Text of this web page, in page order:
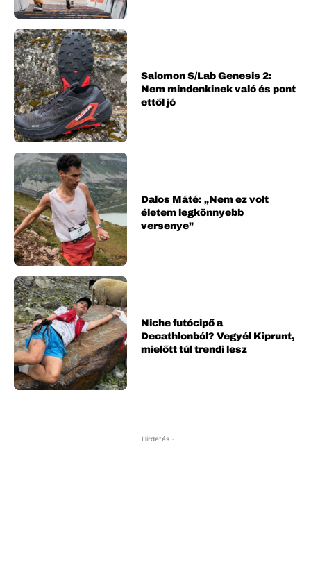
Salomon S/Lab Genesis 2:
Nem mindenkinek való és pont
ettől jó
Dalos Máté: „Nem ez volt
életem legkönnyebb
versenye”
Niche futócipő a
Decathlonból? Vegyél Kiprunt,
mielőtt túl trendi lesz
- Hirdetés -